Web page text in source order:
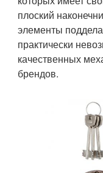
плоский
элементы
практически
качественных
брендов.